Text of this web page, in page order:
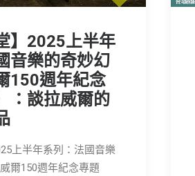
】2025上半年
音樂的奇妙幻
150週年紀念
：談拉威爾的
上半年系列：法國音樂
爾150週年紀念專題